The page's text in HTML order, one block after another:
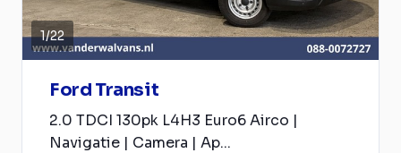
1/22
Ford Transit
2.0 TDCI 130pk L4H3 Euro6 Airco |
Navigatie | Camera | Ap...